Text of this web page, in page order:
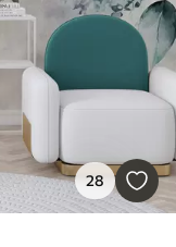
28